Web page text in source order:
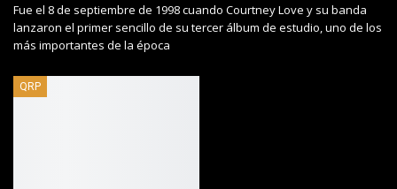
Fue el 8 de septiembre de 1998 cuando Courtney Love y su banda
lanzaron el primer sencillo de su tercer álbum de estudio, uno de los
más importantes de la época
QRP